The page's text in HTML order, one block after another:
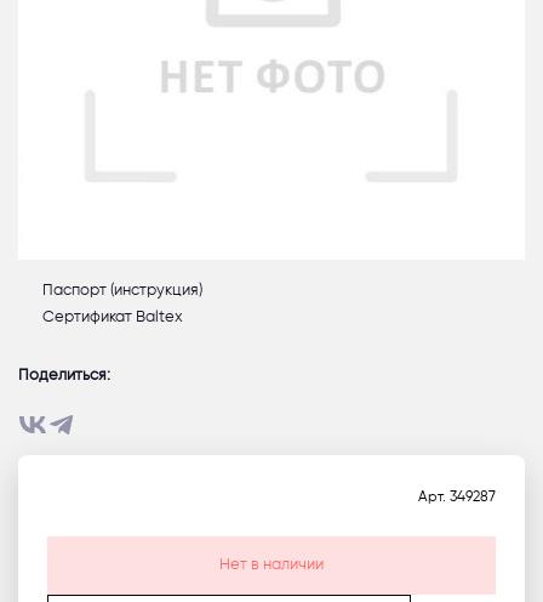
Паспорт (инструкция)
Сертификат Baltex
Поделиться:
Арт. 349287
Нет в наличии